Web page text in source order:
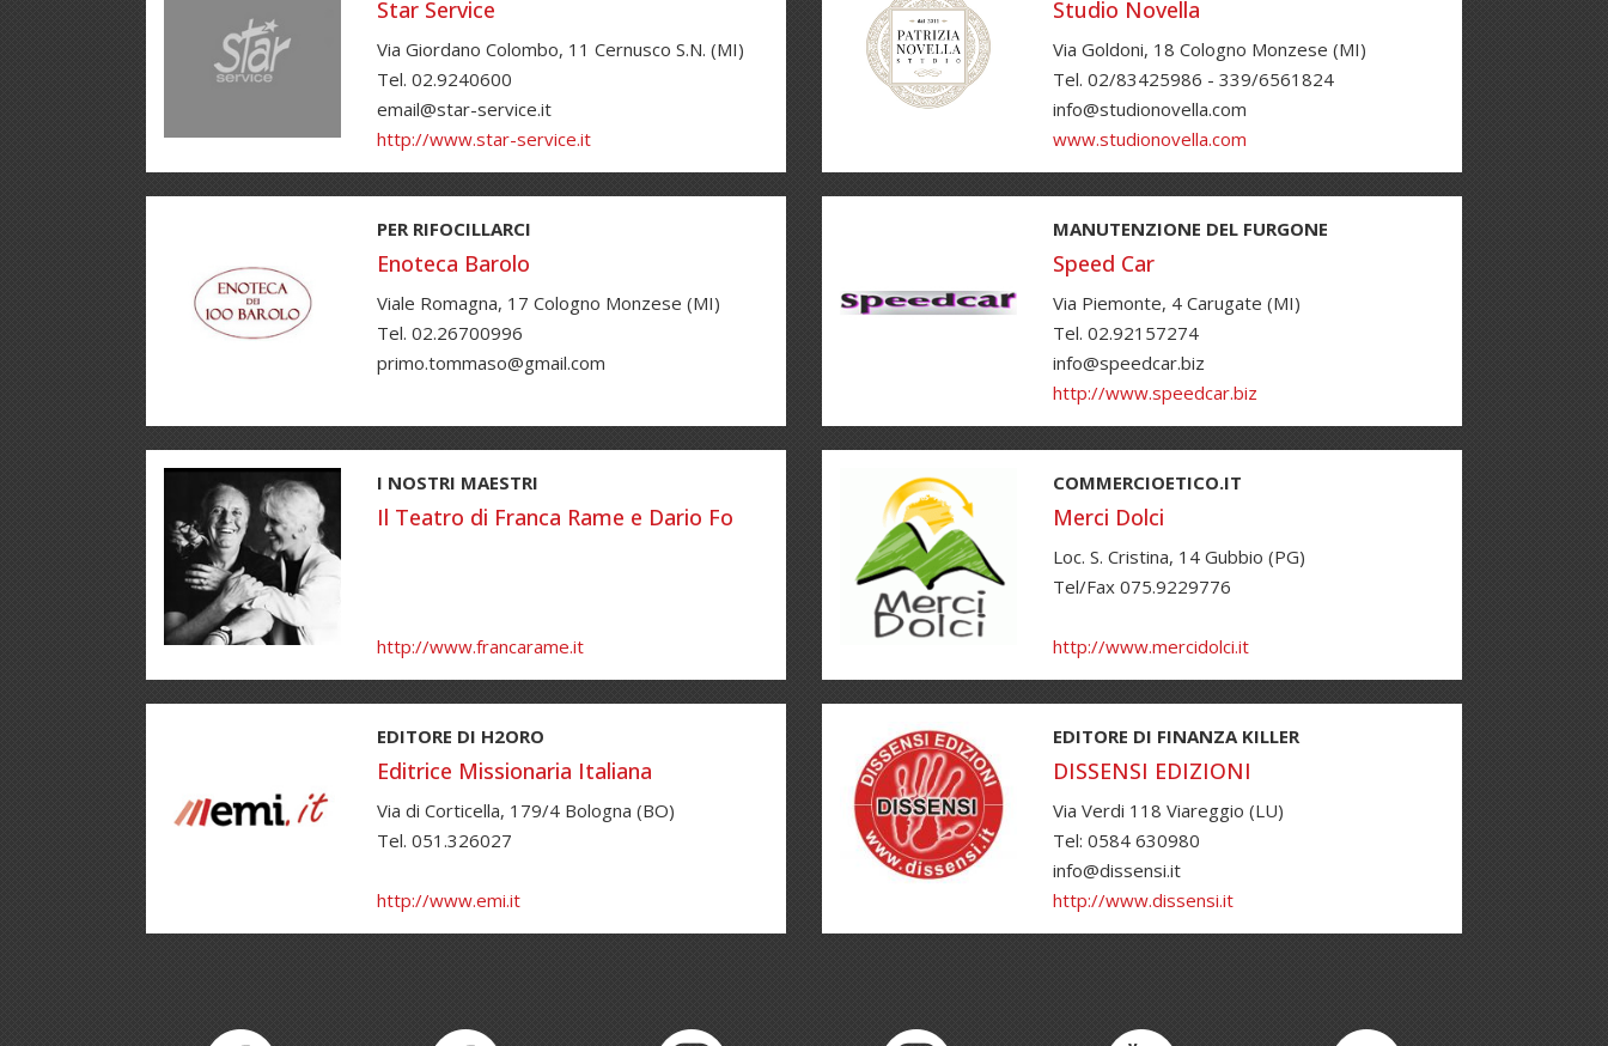
Star Service
Via Giordano Colombo, 11 Cernusco S.N. (MI)
Tel. 02.9240600
email@star-service.it
http://www.star-service.it
Studio Novella
Via Goldoni, 18 Cologno Monzese (MI)
Tel. 02/83425986 - 339/6561824
info@studionovella.com
www.studionovella.com
PER RIFOCILLARCI
Enoteca Barolo
Viale Romagna, 17 Cologno Monzese (MI)
Tel. 02.26700996
primo.tommaso@gmail.com
MANUTENZIONE DEL FURGONE
Speed Car
Via Piemonte, 4 Carugate (MI)
Tel. 02.92157274
info@speedcar.biz
http://www.speedcar.biz
I NOSTRI MAESTRI
Il Teatro di Franca Rame e Dario Fo
http://www.francarame.it
COMMERCIOETICO.IT
Merci Dolci
Loc. S. Cristina, 14 Gubbio (PG)
Tel/Fax 075.9229776
http://www.mercidolci.it
EDITORE DI H2ORO
Editrice Missionaria Italiana
Via di Corticella, 179/4 Bologna (BO)
Tel. 051.326027
http://www.emi.it
EDITORE DI FINANZA KILLER
DISSENSI EDIZIONI
Via Verdi 118 Viareggio (LU)
Tel: 0584 630980
info@dissensi.it
http://www.dissensi.it